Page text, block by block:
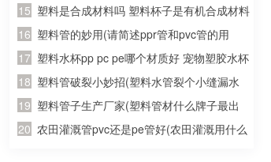
急、、、)
PE的？PVC的？PPR的？)
塑料是合成材料吗 塑料杯子是有机合成材料
制成的么
塑料管的妙用(请简述ppr管和pvc管的用
处?)
塑料水杯pp pc pe哪个材质好 宠物塑胶水杯
软的哪种材质最好 宠物塑胶水杯软的哪种材
质比较好的
塑料管破裂小妙招(塑料水管裂个小缝漏水
怎么办？)
塑料管子生产厂家(塑料管材什么牌子最出
名)
农田灌溉管pvc还是pe管好(农田灌溉用什么